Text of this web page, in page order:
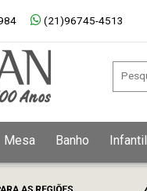
(21)96745-4513
Mesa Banho Infantil